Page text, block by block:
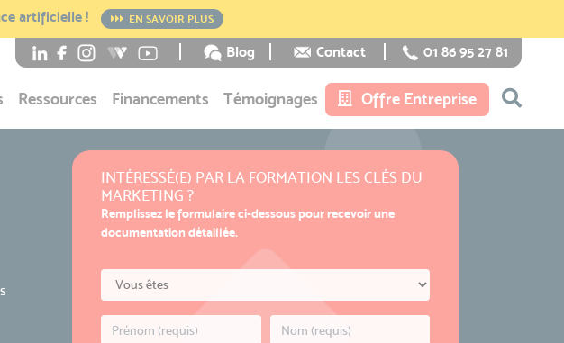
artificielle ! EN SAVOIR PLUS
Blog Contact 01 86 95 27 81
Ressources Financements Témoignages Offre Entreprise
INTÉRESSÉ(E) PAR LA FORMATION LES CLÉS DU
MARKETING ?
Remplissez le formulaire ci-dessous pour recevoir une
documentation détaillée.